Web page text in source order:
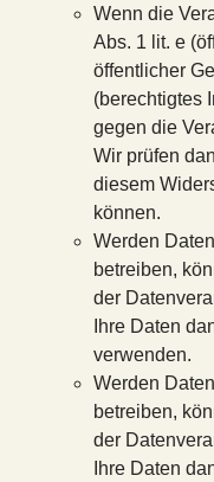
Wenn die
Abs. 1 lit. e
öffentlicher
(berechtigtes
gegen die
Wir prüfen
diesem
können.
Werden
betreiben,
der
Ihre Daten
verwenden.
Werden
betreiben,
der
Ihre Daten